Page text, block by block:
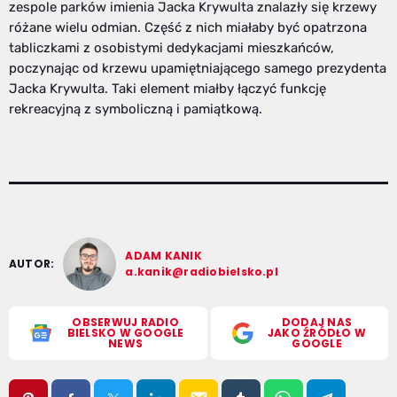
zespole parków imienia Jacka Krywulta znalazły się krzewy
różane wielu odmian. Część z nich miałaby być opatrzona
tabliczkami z osobistymi dedykacjami mieszkańców,
poczynając od krzewu upamiętniającego samego prezydenta
Jacka Krywulta. Taki element miałby łączyć funkcję
rekreacyjną z symboliczną i pamiątkową.
AUTOR:
ADAM KANIK
a.kanik@radiobielsko.pl
OBSERWUJ RADIO
BIELSKO W GOOGLE
NEWS
DODAJ NAS
JAKO ŹRÓDŁO W
GOOGLE